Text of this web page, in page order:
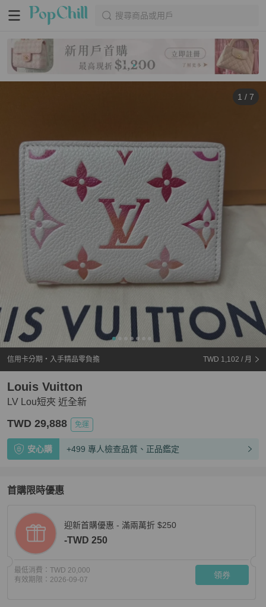
搜尋商品或用戶
1 / 7
信用卡分期・入手精品零負擔 TWD 1,102 / 月
LV Lou短夾 近全新
Louis Vuitton
TWD 29,888 免運
安心購 +499 專人檢查品質、正品鑑定
首購限時優惠
迎新首購優惠 - 滿兩萬折 $250
-TWD 250
最低消費： TWD 20,000
有效期限： 2026-09-07 領券